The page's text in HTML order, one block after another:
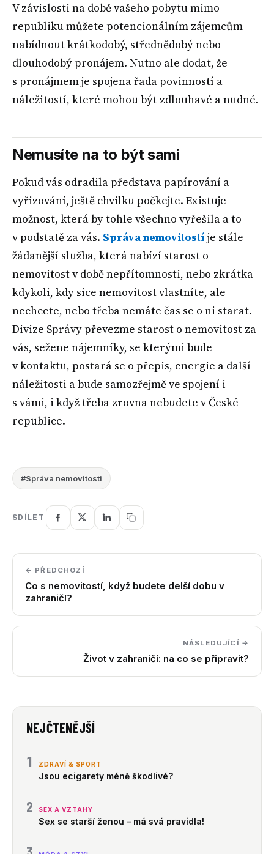
V závislosti na době vašeho pobytu mimo
republiku můžete potencionálním zájemcům
nabídnout krátkodobý, střednědobý nebo
dlouhodobý pronájem. Nutno ale dodat, že
s pronájmem je spojena řada povinností a
náležitostí, které mohou být zdlouhavé a nudné.
Nemusíte na to být sami
Pokud vás odradila představa papírování a
vyřizování, ještě chvilku počkejte. Existuje
možnost, která by tohle všechno vyřešila a to
v podstatě za vás. Správa nemovitostí je stále
žádanější služba, která nabízí starost o
nemovitost v době nepřítomnosti, nebo zkrátka
kdykoli, kdy sice nemovitost vlastníte, ale
nechcete, nebo třeba nemáte čas se o ni starat.
Divize Správy převezme starost o nemovitost za
vás, sežene nájemníky, se kterými bude
v kontaktu, postará se o přepis, energie a další
náležitosti a bude samozřejmě ve spojení i
s vámi, i když třeba zrovna nebudete v České
republice.
#Správa nemovitosti
SDÍLET
← PŘEDCHOZÍ
Co s nemovitostí, když budete delší dobu v
zahraničí?
NÁSLEDUJÍCÍ →
Život v zahraničí: na co se připravit?
NEJČTENĚJŠÍ
1 ZDRAVÍ & SPORT
Jsou ecigarety méně škodlivé?
2 SEX A VZTAHY
Sex se starší ženou – má svá pravidla!